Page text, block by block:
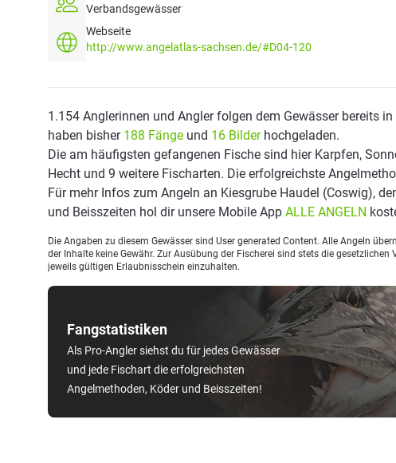
Verbandsgewässer
Webseite
http://www.angelatlas-sachsen.de/#D04-120
Fangstatistiken
Als Pro-Angler siehst du für jedes Gewässer
und jede Fischart die erfolgreichsten
Angelmethoden, Köder und Beisszeiten!
1.154 Anglerinnen und Angler folgen dem Gewässer bereits in
haben bisher 188 Fänge und 16 Bilderhochgeladen.
Die am häufigsten gefangenen Fische sind hier Karpfen,
Hecht und 9 weitere Fischarten. Die erfolgreichste
Für mehr Infos zum Angeln an Kiesgrube Haudel (Coswig),
und Beisszeiten hol dir unsere Mobile App ALLE ANGELN
Die Angaben zu diesem Gewässer sind User generated Content. Alle Angeln
der Inhalte keine Gewähr. Zur Ausübung der Fischerei sind stets die
jeweils gültigen Erlaubnisschein einzuhalten.